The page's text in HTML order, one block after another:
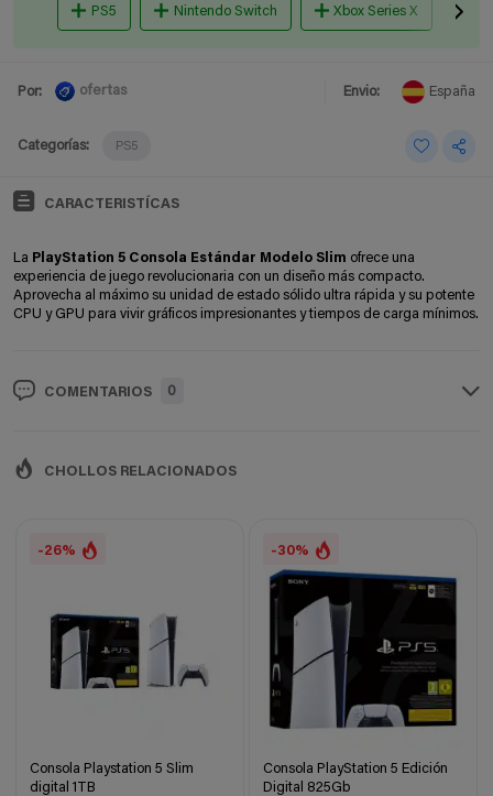
PS5 Nintendo Switch Xbox Series X
Por: ofertas Envio: España
Categorías: PS5
CARACTERISTÍCAS
La PlayStation 5 Consola Estándar Modelo Slim ofrece una
experiencia de juego revolucionaria con un diseño más compacto.
Aprovecha al máximo su unidad de estado sólido ultra rápida y su potente
CPU y GPU para vivir gráficos impresionantes y tiempos de carga mínimos.
COMENTARIOS 0
CHOLLOS RELACIONADOS
-26%
Consola Playstation 5 Slim
digital 1TB
-30%
Consola PlayStation 5 Edición
Digital 825Gb